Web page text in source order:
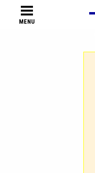
MENU